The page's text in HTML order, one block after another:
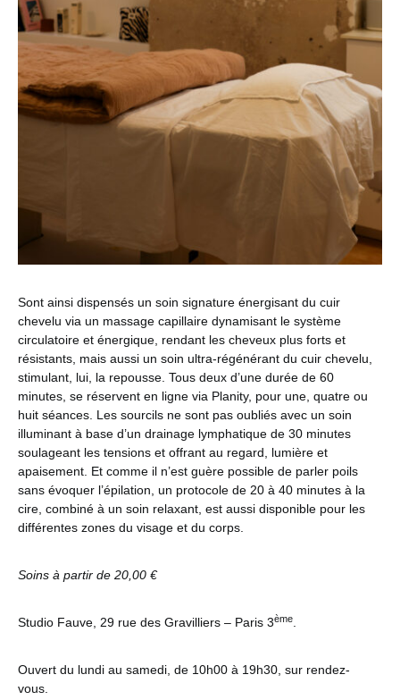
Sont ainsi dispensés un soin signature énergisant du cuir
chevelu via un massage capillaire dynamisant le système
circulatoire et énergique, rendant les cheveux plus forts et
résistants, mais aussi un soin ultra-régénérant du cuir chevelu,
stimulant, lui, la repousse. Tous deux d’une durée de 60
minutes, se réservent en ligne via Planity, pour une, quatre ou
huit séances. Les sourcils ne sont pas oubliés avec un soin
illuminant à base d’un drainage lymphatique de 30 minutes
soulageant les tensions et offrant au regard, lumière et
apaisement. Et comme il n’est guère possible de parler poils
sans évoquer l’épilation, un protocole de 20 à 40 minutes à la
cire, combiné à un soin relaxant, est aussi disponible pour les
différentes zones du visage et du corps.
Soins à partir de 20,00 €
Studio Fauve, 29 rue des Gravilliers – Paris 3ème
Ouvert du lundi au samedi, de 10h00 à 19h30, sur rendez-
vous.